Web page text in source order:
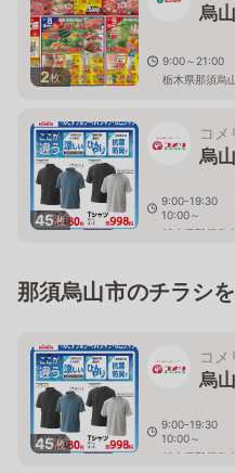
2枚
烏
9:00～21:00
栃木県那須烏
45枚
コメ
烏
9:00-19:30
10:00～
栃木県那須烏
那須烏山市のチラシ
45枚
コメ
烏
9:00-19:30
10:00～
栃木県那須烏